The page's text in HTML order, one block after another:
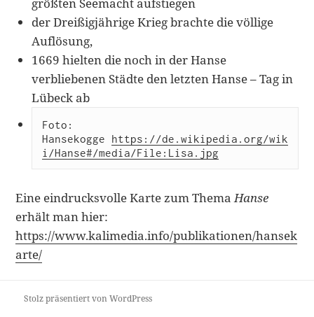
der Dreißigjährige Krieg brachte die völlige
Auflösung,
1669 hielten die noch in der Hanse
verbliebenen Städte den letzten Hanse – Tag in
Lübeck ab
Foto:
Hansekogge https://de.wikipedia.org/wik
i/Hanse#/media/File:Lisa.jpg
Eine eindrucksvolle Karte zum ThemaHanse
erhält man hier:
https://www.kalimedia.info/publikationen/hansek
arte/
Stolz präsentiert von WordPress